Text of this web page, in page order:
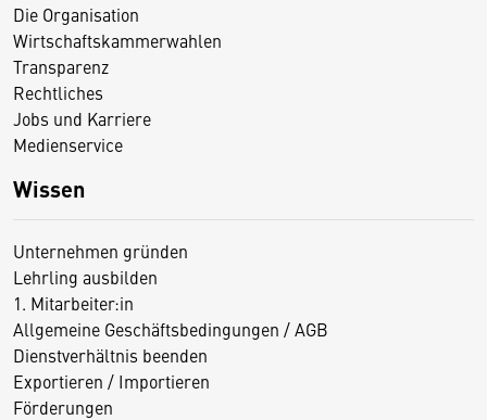
Die Organisation
Wirtschaftskammerwahlen
Transparenz
Rechtliches
Jobs und Karriere
Medienservice
Wissen
Unternehmen gründen
Lehrling ausbilden
1. Mitarbeiter:in
Allgemeine Geschäftsbedingungen / AGB
Dienstverhältnis beenden
Exportieren / Importieren
Förderungen